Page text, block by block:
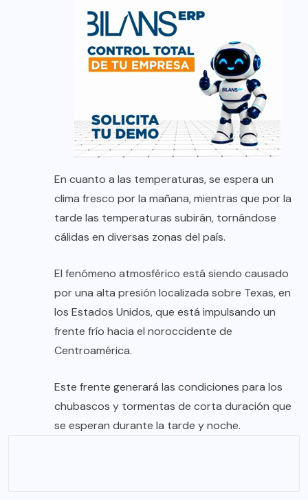
En cuanto a las temperaturas, se espera un
clima fresco por la mañana, mientras que por la
tarde las temperaturas subirán, tornándose
cálidas en diversas zonas del país.
El fenómeno atmosférico está siendo causado
por una alta presión localizada sobre Texas, en
los Estados Unidos, que está impulsando un
frente frío hacia el noroccidente de
Centroamérica.
Este frente generará las condiciones para los
chubascos y tormentas de corta duración que
se esperan durante la tarde y noche.